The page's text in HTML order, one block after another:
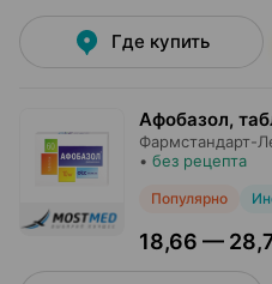
Где купить
Афобазол,
Фармстандарт-
• без рецепта
Популярно
18,66 —